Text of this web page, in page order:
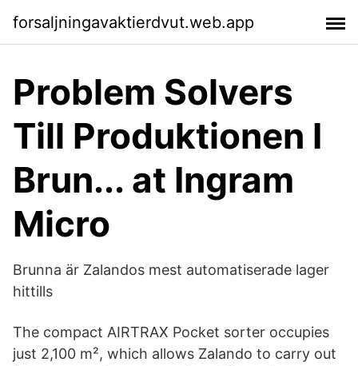
forsaljningavaktierdvut.web.app
Problem Solvers
Till Produktionen I
Brun... at Ingram
Micro
Brunna är Zalandos mest automatiserade lager
hittills
The compact AIRTRAX Pocket sorter occupies
just 2,100 m², which allows Zalando to carry out